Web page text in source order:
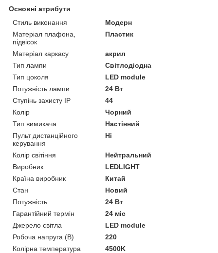
Основні атрибути
Стиль виконання
Модерн
Матеріал плафона,
підвісок
Пластик
Матеріал каркасу
акрил
Тип лампи
Світлодіодна
Тип цоколя
LED module
Потужність лампи
24 Вт
Ступінь захисту IP
44
Колір
Чорний
Тип вимикача
Настінний
Пульт дистанційного
керування
Ні
Колір світіння
Нейтральний
Виробник
LEDLIGHT
Країна виробник
Китай
Стан
Новий
Потужність
24 Вт
Гарантійний термін
24 міс
Джерело світла
LED module
Робоча напруга (В)
220
Колірна температура
4500K